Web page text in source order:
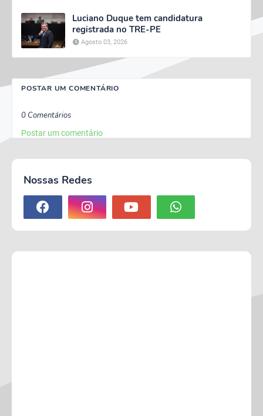
Luciano Duque tem candidatura
registrada no TRE-PE
Agosto 03, 2026
POSTAR UM COMENTÁRIO
0 Comentários
Postar um comentário
Nossas Redes